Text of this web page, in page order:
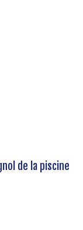
de la piscine